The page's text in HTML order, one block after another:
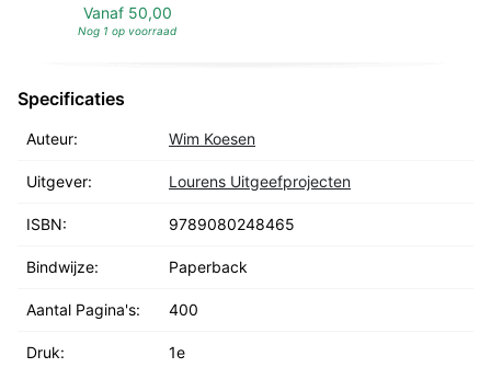
Vanaf 50,00
Nog 1 op voorraad
Specificaties
Auteur: Wim Koesen
Uitgever: Lourens Uitgeefprojecten
ISBN: 9789080248465
Bindwijze: Paperback
Aantal Pagina's: 400
Druk: 1e